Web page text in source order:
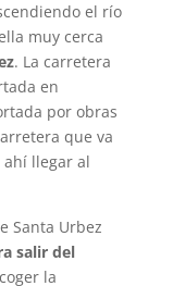
el río
muy cerca
. La carretera
en
por obras
que va
ahí llegar al
Santa Urbez
salir del
la